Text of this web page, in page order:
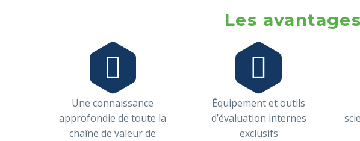
Les


Une connaissance
approfondie de toute la
chaîne de valeur de


Équipement et outils
d’évaluation internes
exclusifs